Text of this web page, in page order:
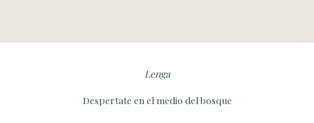
Lenga
Despertate en el medio del bosque